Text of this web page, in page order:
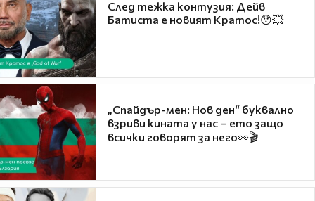
След тежка контузия: Дейв
Батиста е новият Кратос!😯💥
„Спайдър-мен: Нов ден“ буквално
взриви кината у нас – ето защо
всички говорят за него👀🎬